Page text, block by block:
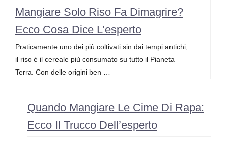
Mangiare Solo Riso Fa Dimagrire?
Ecco Cosa Dice L’esperto
Praticamente uno dei più coltivati sin dai tempi antichi,
il riso è il cereale più consumato su tutto il Pianeta
Terra. Con delle origini ben …
Quando Mangiare Le Cime Di Rapa:
Ecco Il Trucco Dell’esperto